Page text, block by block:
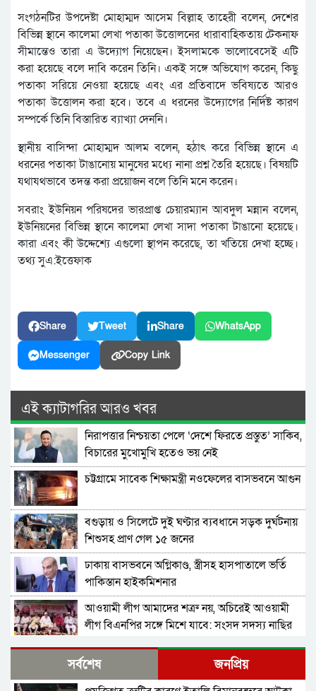
সংগঠনটির উপদেষ্টা মোহাম্মদ আসেম বিল্লাহ তাহেরী বলেন, দেশের
বিভিন্ন স্থানে কালেমা লেখা পতাকা উত্তোলনের ধারাবাহিকতায় টেকনাফ
সীমান্তেও তারা এ উদ্যোগ নিয়েছেন। ইসলামকে ভালোবেসেই এটি
করা হয়েছে বলে দাবি করেন তিনি। একই সঙ্গে অভিযোগ করেন, কিছু
পতাকা সরিয়ে নেওয়া হয়েছে এবং এর প্রতিবাদে ভবিষ্যতে আরও
পতাকা উত্তোলন করা হবে। তবে এ ধরনের উদ্যোগের নির্দিষ্ট কারণ
সম্পর্কে তিনি বিস্তারিত ব্যাখ্যা দেননি।
স্থানীয় বাসিন্দা মোহাম্মদ আলম বলেন, হঠাৎ করে বিভিন্ন স্থানে এ
ধরনের পতাকা টাঙানোয় মানুষের মধ্যে নানা প্রশ্ন তৈরি হয়েছে। বিষয়টি
যথাযথভাবে তদন্ত করা প্রয়োজন বলে তিনি মনে করেন।
সবরাং ইউনিয়ন পরিষদের ভারপ্রাপ্ত চেয়ারম্যান আবদুল মন্নান বলেন,
ইউনিয়নের বিভিন্ন স্থানে কালেমা লেখা সাদা পতাকা টাঙানো হয়েছে।
কারা এবং কী উদ্দেশ্যে এগুলো স্থাপন করেছে, তা খতিয়ে দেখা হচ্ছে।
তথ্য সুএ:ইত্তেফাক
Share Tweet Share WhatsApp
Messenger Copy Link
এই ক্যাটাগরির আরও খবর
নিরাপত্তার নিশ্চয়তা পেলে ‘দেশে ফিরতে প্রস্তুত’ সাকিব,
বিচারের মুখোমুখি হতেও ভয় নেই
চট্টগ্রামে সাবেক শিক্ষামন্ত্রী নওফেলের বাসভবনে আগুন
বগুড়ায় ও সিলেটে দুই ঘণ্টার ব্যবধানে সড়ক দুর্ঘটনায়
শিশুসহ প্রাণ গেল ১৫ জনের
ঢাকায় বাসভবনে অগ্নিকাণ্ড, স্ত্রীসহ হাসপাতালে ভর্তি
পাকিস্তান হাইকমিশনার
আওয়ামী লীগ আমাদের শত্রু নয়, অচিরেই আওয়ামী
লীগ বিএনপির সঙ্গে মিশে যাবে: সংসদ সদস্য নাছির
শহীদ আহসান জুলাই যোদ্ধা নন—দাবি বিএনপি নেতার,
জামায়াত নেতা বললেন, ‘সারজিসও ছাত্রলীগ করতেন’
সর্বশেষ জনপ্রিয়